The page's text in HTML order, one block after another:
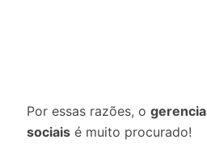
Por essas razões, o
sociais é muito procurado!